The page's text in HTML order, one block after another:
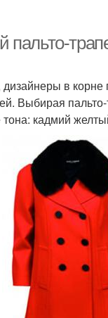
пальто-
в
Выбирая
кадмий